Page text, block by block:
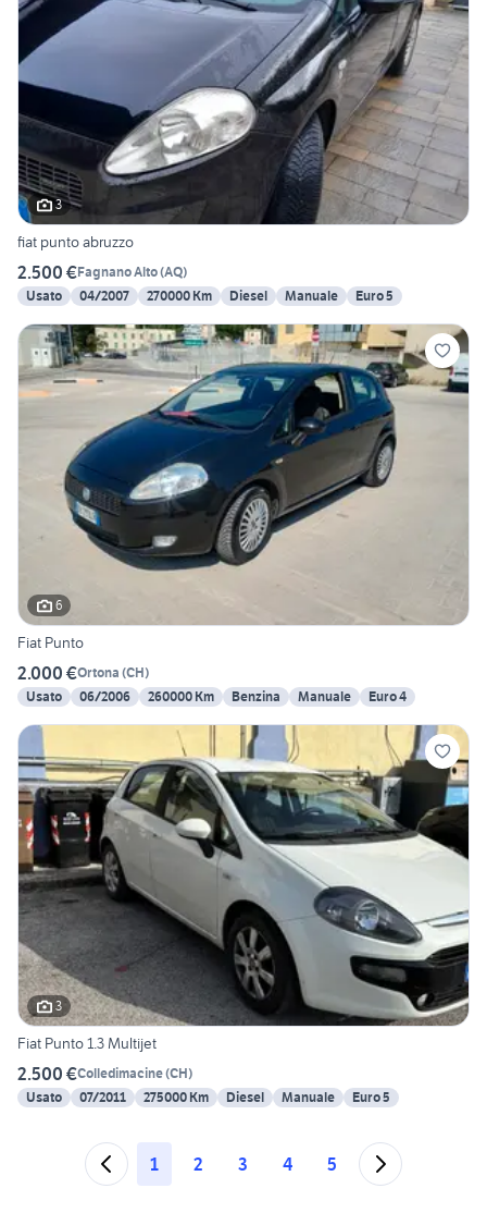
3
fiat punto abruzzo
2.500 €Fagnano Alto(AQ)
Usato
04/2007 270000 Km Diesel Manuale Euro 5
6
Fiat Punto
2.000 €Ortona (CH)
Usato
06/2006 260000 Km Benzina Manuale Euro 4
3
Fiat Punto 1.3 Multijet
2.500 €Colledimacine(CH)
Usato
07/2011 275000 Km Diesel Manuale Euro 5
1 2 3 4 5